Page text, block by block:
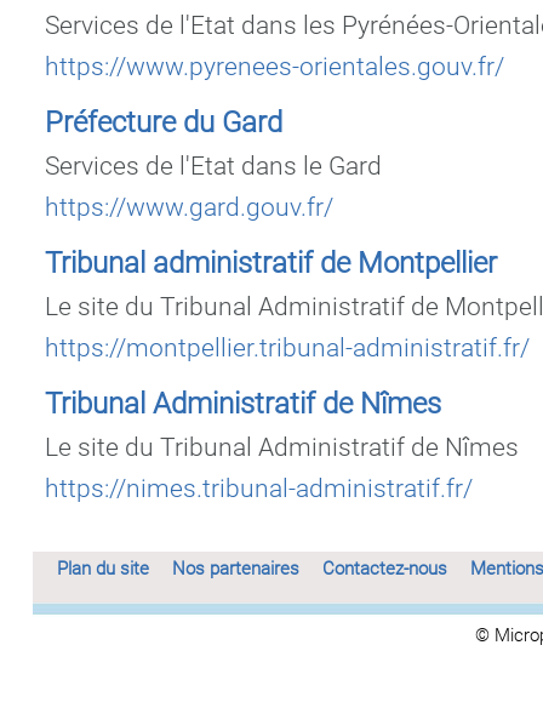
Services de l'Etat dans les Pyrénées-
https://www.pyrenees-orientales.gouv.fr/
Préfecture du Gard
Services de l'Etat dans le Gard
https://www.gard.gouv.fr/
Tribunal administratif de Montpellier
Le site du Tribunal Administratif de
https://montpellier.tribunal-administratif.fr/
Tribunal Administratif de Nîmes
Le site du Tribunal Administratif de Nîmes
https://nimes.tribunal-administratif.fr/
Plan du site Nos partenaires Contactez-nous
©